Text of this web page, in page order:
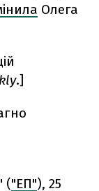
Олега
.]
("ЕП"), 25